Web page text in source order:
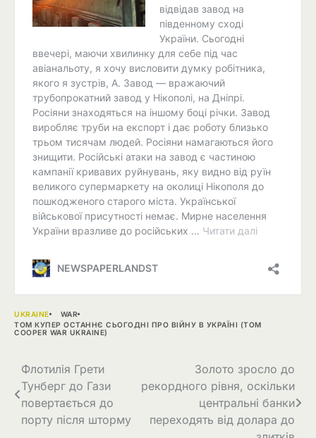
UKRAINE
WAR
ТОМ КУПЕР ОСТАННЄ СЬОГОДНІ ПРО ВІЙНУ В УКРАЇНІ (TOM
COOPER WAR UKRAINE)
Навігація
записів
Флотилія Грети
Тунберг до Гази
повертається до
порту після шторму
Золото зросло до
рекордного рівня, оскільки
центральні банки
переходять від долара до